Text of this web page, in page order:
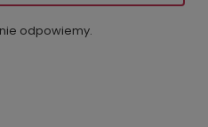
odpowiemy.